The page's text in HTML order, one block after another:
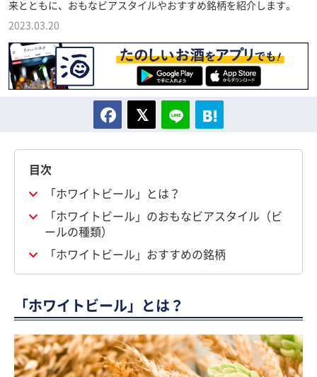
来とともに、おもなビアスタイルやおすすめ銘柄を紹介します。
2023.03.20
目次
「ホワイトビール」とは？
「ホワイトビール」のおもなビアスタイル（ビ
ールの種類）
「ホワイトビール」おすすめの銘柄
「ホワイトビール」とは？